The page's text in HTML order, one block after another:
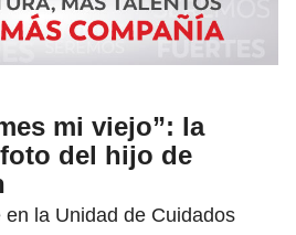
mi viejo”: la
del hijo de
la Unidad de Cuidados